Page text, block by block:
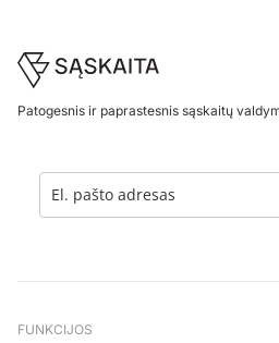
Footer
Patogesnis ir paprastesnis sąskaitų
FUNKCIJOS